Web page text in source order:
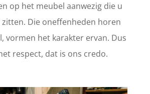
op het meubel aanwezig die u
Die oneffenheden horen
vormen het karakter ervan. Dus
respect, dat is ons credo.